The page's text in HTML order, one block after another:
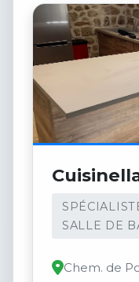
SALLE DE
Chem. de